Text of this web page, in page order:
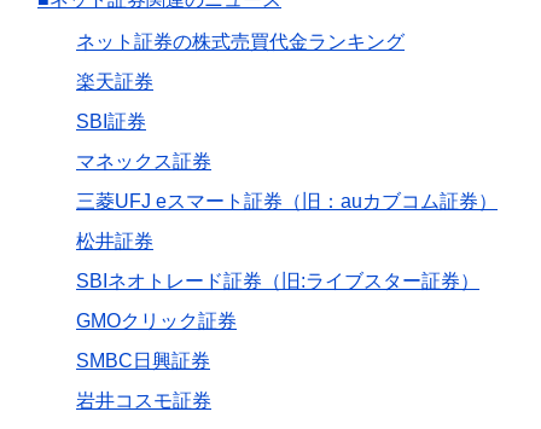
ネット証券の株式売買代金ランキング
楽天証券
SBI証券
マネックス証券
三菱UFJ eスマート証券（旧：auカブコム証券）
松井証券
SBIネオトレード証券（旧:ライブスター証券）
GMOクリック証券
SMBC日興証券
岩井コスモ証券